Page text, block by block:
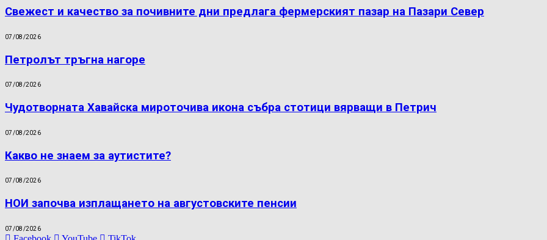
Свежест и качество за почивните дни предлага фермерският пазар на Пазари Север
07/08/2026
Петролът тръгна нагоре
07/08/2026
Чудотворната Хавайска мироточива икона събра стотици вярващи в Петрич
07/08/2026
Какво не знаем за аутистите?
07/08/2026
НОИ започва изплащането на августовските пенсии
07/08/2026